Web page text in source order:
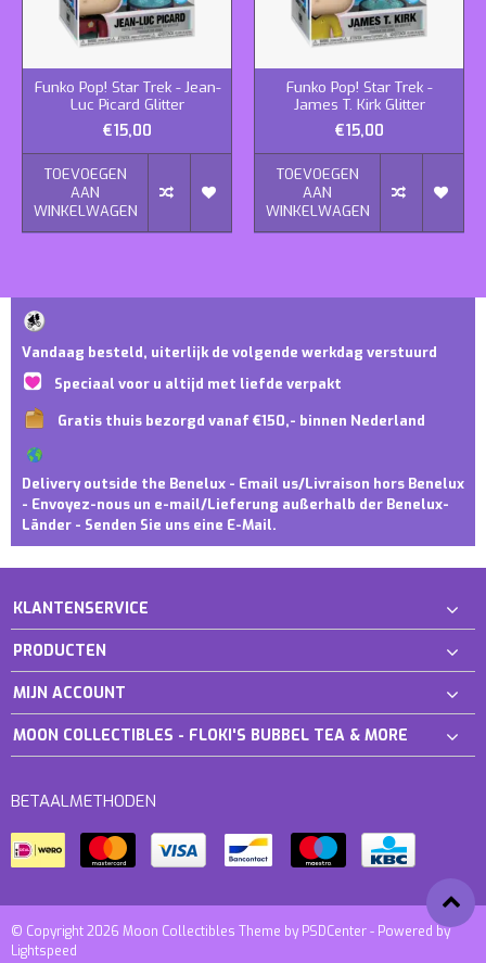
Funko Pop! Star Trek - Jean-
Luc Picard Glitter
€15,00
TOEVOEGEN
AAN
WINKELWAGEN
Funko Pop! Star Trek -
James T. Kirk Glitter
€15,00
TOEVOEGEN
AAN
WINKELWAGEN
Vandaag besteld, uiterlijk de volgende werkdag verstuurd
Speciaal voor u altijd met liefde verpakt
Gratis thuis bezorgd vanaf €150,- binnen Nederland
Delivery outside the Benelux - Email us/Livraison hors Benelux
- Envoyez-nous un e-mail/Lieferung außerhalb der Benelux-
Länder - Senden Sie uns eine E-Mail.
KLANTENSERVICE
PRODUCTEN
MIJN ACCOUNT
MOON COLLECTIBLES - FLOKI'S BUBBEL TEA & MORE
BETAALMETHODEN
© Copyright 2026 Moon Collectibles Theme by PSDCenter- Powered by
Lightspeed